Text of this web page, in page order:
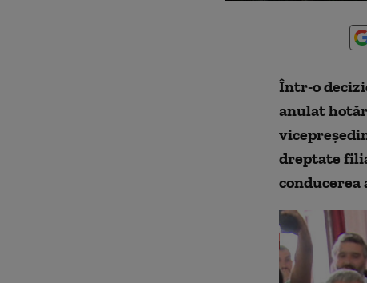
Într-o
anulat
dreptate